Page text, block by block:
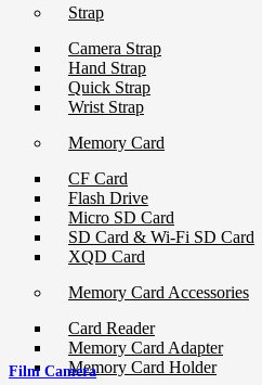
Strap
Camera Strap
Hand Strap
Quick Strap
Wrist Strap
Memory Card
CF Card
Flash Drive
Micro SD Card
SD Card & Wi-Fi SD Card
XQD Card
Memory Card Accessories
Card Reader
Memory Card Adapter
Memory Card Holder
Film Camera